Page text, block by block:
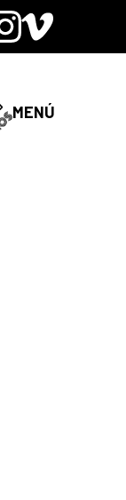
Vimeo
MENÚ